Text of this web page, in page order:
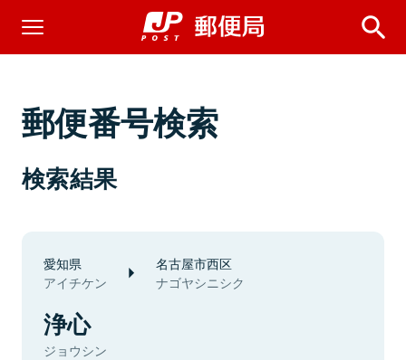
郵便番号検索
検索結果
愛知県
アイチケン
名古屋市西区
ナゴヤシニシク
浄心
ジョウシン